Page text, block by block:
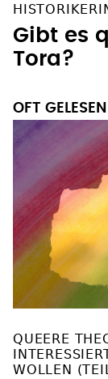
Gibt es
Tora?
OFT GELESEN
QUEERE
WOLLEN